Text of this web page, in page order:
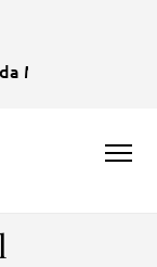
Mozart a